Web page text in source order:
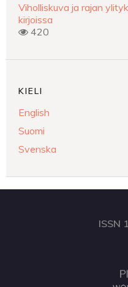
Viholliskuva ja rajan
kirjoissa
420
KIELI
English
Suomi
Svenska
ISSN